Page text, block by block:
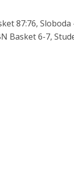
87:76,
Basket 6-7,